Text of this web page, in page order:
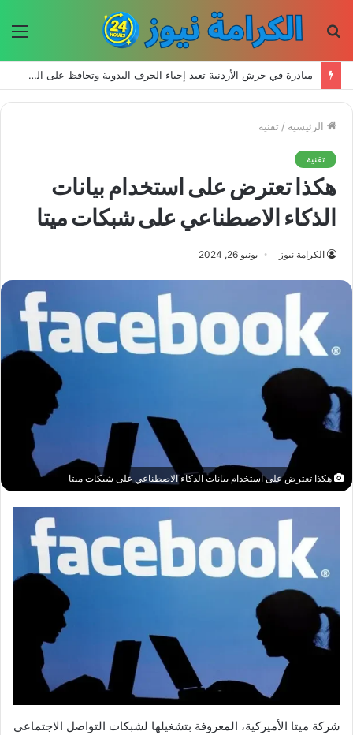
مبادرة في جرش الأردنية تعيد إحياء الحرف اليدوية وتحافظ على التراث للأجيال الجديدة
الرئيسية / تقنية
تقنية
هكذا تعترض على استخدام بيانات
الذكاء الاصطناعي على شبكات ميتا
الكرامة نيوز يونيو 26, 2024
هكذا تعترض على استخدام بيانات الذكاء الاصطناعي على شبكات ميتا
شركة ميتا الأميركية، المعروفة بتشغيلها لشبكات التواصل الاجتماعي